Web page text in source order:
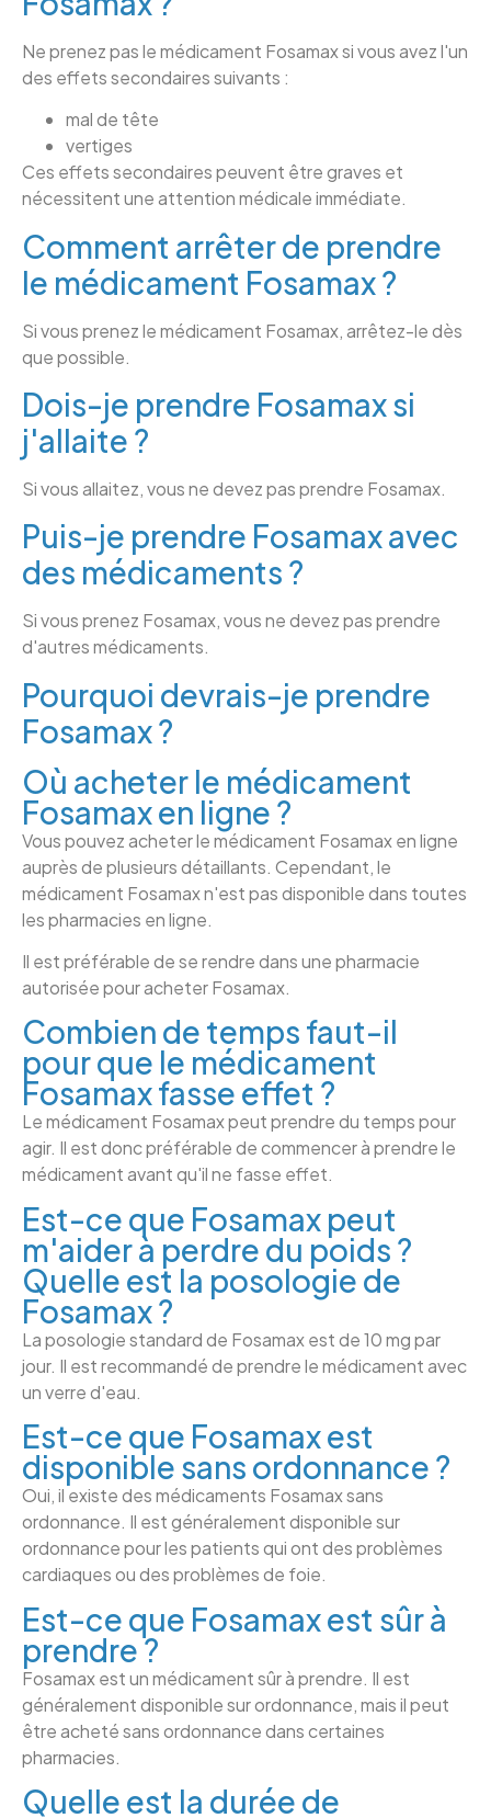
Ne prenez pas le médicament Fosamax si vous avez l'un
des effets secondaires suivants :
mal de tête
vertiges
Ces effets secondaires peuvent être graves et
nécessitent une attention médicale immédiate.
Comment arrêter de prendre
le médicament Fosamax ?
Si vous prenez le médicament Fosamax, arrêtez-le dès
que possible.
Dois-je prendre Fosamax si
j'allaite ?
Si vous allaitez, vous ne devez pas prendre Fosamax.
Puis-je prendre Fosamax avec
des médicaments ?
Si vous prenez Fosamax, vous ne devez pas prendre
d'autres médicaments.
Pourquoi devrais-je prendre
Fosamax ?
Où acheter le médicament
Fosamax en ligne ?
Vous pouvez acheter le médicament Fosamax en ligne
auprès de plusieurs détaillants. Cependant, le
médicament Fosamax n'est pas disponible dans toutes
les pharmacies en ligne.
Il est préférable de se rendre dans une pharmacie
autorisée pour acheter Fosamax.
Combien de temps faut-il
pour que le médicament
Fosamax fasse effet ?
Le médicament Fosamax peut prendre du temps pour
agir. Il est donc préférable de commencer à prendre le
médicament avant qu'il ne fasse effet.
Est-ce que Fosamax peut
m'aider à perdre du poids ?
Quelle est la posologie de
Fosamax ?
La posologie standard de Fosamax est de 10 mg par
jour. Il est recommandé de prendre le médicament avec
un verre d'eau.
Est-ce que Fosamax est
disponible sans ordonnance ?
Oui, il existe des médicaments Fosamax sans
ordonnance. Il est généralement disponible sur
ordonnance pour les patients qui ont des problèmes
cardiaques ou des problèmes de foie.
Est-ce que Fosamax est sûr à
prendre ?
Fosamax est un médicament sûr à prendre. Il est
généralement disponible sur ordonnance, mais il peut
être acheté sans ordonnance dans certaines
pharmacies.
Quelle est la durée de